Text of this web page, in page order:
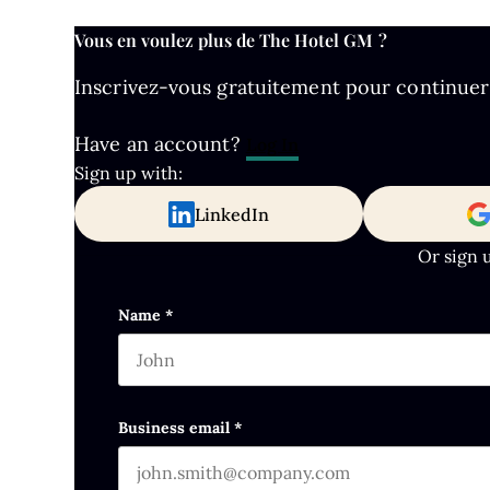
Vous en voulez plus de The Hotel GM ?
Inscrivez-vous gratuitement pour
Have an account?
Sign up with:
LinkedIn
Or sign
Email
Name *
Business email*